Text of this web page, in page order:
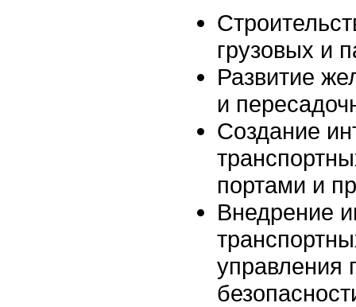
грузовых и
Развитие
и
Создание
портами и
Внедрение
управления